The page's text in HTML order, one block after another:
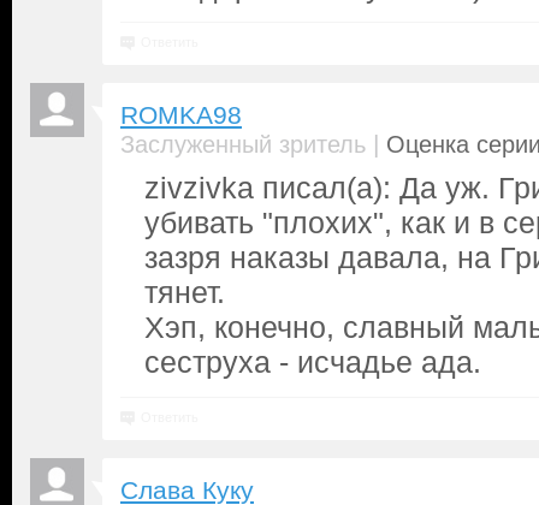
ROMKA98
Заслуженный зритель | Оценка
zivzivka писал(а): Да уж.
убивать "плохих", как и в
зазря наказы давала, на
тянет.
Хэп, конечно, славный
сеструха - исчадье ада.
Слава Куку